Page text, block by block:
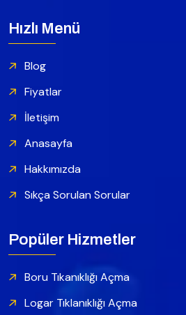
Hızlı Menü
Blog
Fiyatlar
İletişim
Anasayfa
Hakkımızda
Sıkça Sorulan Sorular
Popüler Hizmetler
Boru Tıkanıklığı Açma
Logar Tıklanıklığı Açma